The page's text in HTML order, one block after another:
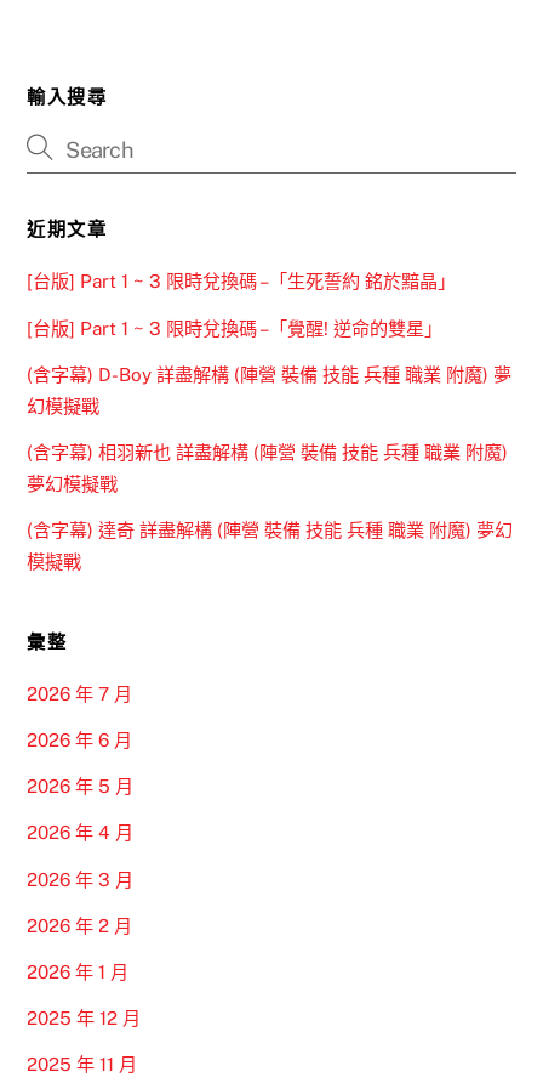
輸入搜尋
近期文章
[台版] Part 1 ~ 3 限時兌換碼 –「生死誓約 銘於黯晶」
[台版] Part 1 ~ 3 限時兌換碼 –「覺醒! 逆命的雙星」
(含字幕) D-Boy 詳盡解構 (陣營 裝備 技能 兵種 職業 附魔) 夢
幻模擬戰
(含字幕) 相羽新也 詳盡解構 (陣營 裝備 技能 兵種 職業 附魔)
夢幻模擬戰
(含字幕) 達奇 詳盡解構 (陣營 裝備 技能 兵種 職業 附魔) 夢幻
模擬戰
彙整
2026 年 7 月
2026 年 6 月
2026 年 5 月
2026 年 4 月
2026 年 3 月
2026 年 2 月
2026 年 1 月
2025 年 12 月
2025 年 11 月